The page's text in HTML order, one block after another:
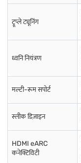
ट्रूप्ले ट्यूनिंग
ध्वनि नियंत्रण
मल्टी-रूम सपोर्ट
स्लीक डिज़ाइन
HDMI eARC
कनेक्टिविटी